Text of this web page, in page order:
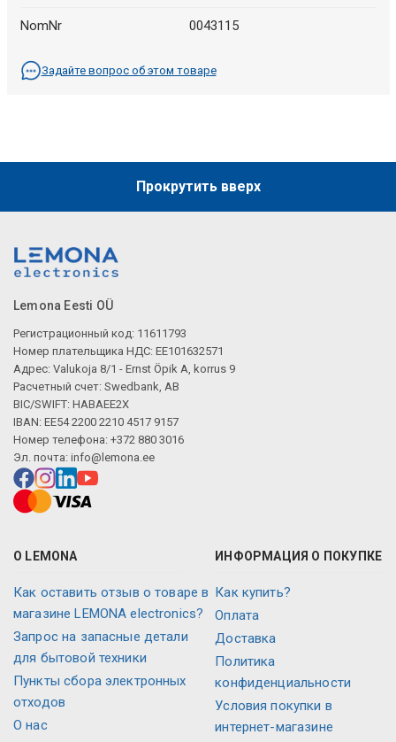
NomNr 0043115
Задайте вопрос об этом товаре
Прокрутить вверх
Lemona Eesti OÜ
Регистрационный код: 11611793
Номер плательщика НДС: EE101632571
Адрес: Valukoja 8/1 - Ernst Öpik A, korrus 9
Расчетный счет: Swedbank, AB
BIC/SWIFT: HABAEE2X
IBAN: EE54 2200 2210 4517 9157
Номер телефона: +372 880 3016
Эл. почта: info@lemona.ee
О LEMONA
Как оставить отзыв о товаре в
магазине LEMONA electronics?
Запрос на запасные детали
для бытовой техники
Пункты сбора электронных
отходов
О нас
ИНФОРМАЦИЯ О ПОКУПКЕ
Как купить?
Оплата
Доставка
Политика
конфиденциальности
Условия покупки в
интернет-магазине